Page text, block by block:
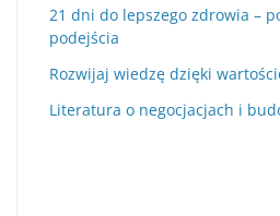
21 dni do lepszego zdrowia –
podejścia
Rozwijaj wiedzę dzięki
Literatura o negocjacjach i